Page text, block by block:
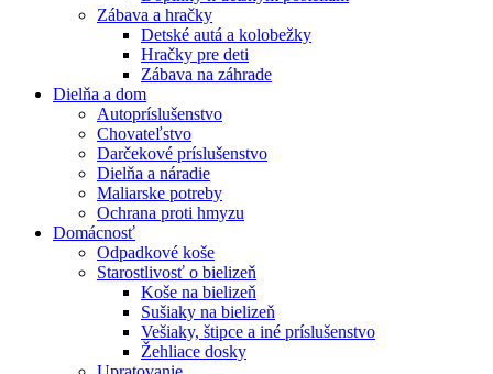
Zábava a hračky
Detské autá a kolobežky
Hračky pre deti
Zábava na záhrade
Dielňa a dom
Autopríslušenstvo
Chovateľstvo
Darčekové príslušenstvo
Dielňa a náradie
Maliarske potreby
Ochrana proti hmyzu
Domácnosť
Odpadkové koše
Starostlivosť o bielizeň
Koše na bielizeň
Sušiaky na bielizeň
Vešiaky, štipce a iné príslušenstvo
Žehliace dosky